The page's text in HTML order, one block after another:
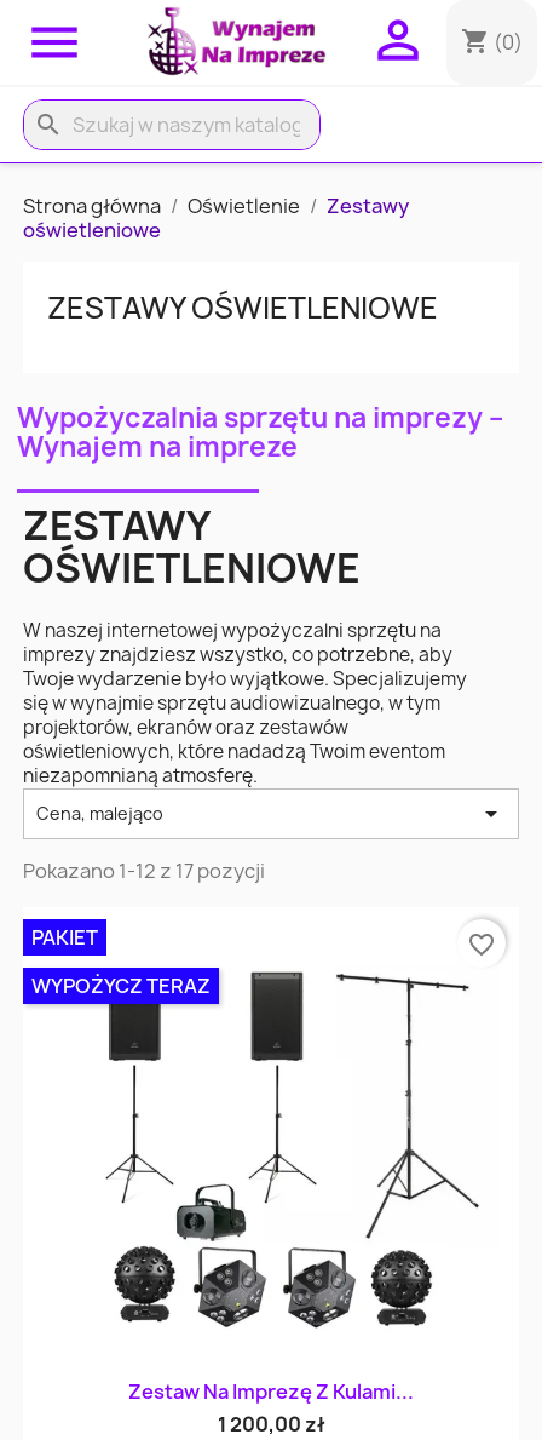
 shopping_cart (0)

search
Strona główna Oświetlenie
Zestawy
oświetleniowe
ZESTAWY OŚWIETLENIOWE
Wypożyczalnia sprzętu na imprezy –
Wynajem na impreze
ZESTAWY
OŚWIETLENIOWE
W naszej internetowej wypożyczalni sprzętu na
imprezy znajdziesz wszystko, co potrzebne, aby
Twoje wydarzenie było wyjątkowe. Specjalizujemy
się w wynajmie sprzętu audiowizualnego, w tym
projektorów, ekranów oraz zestawów
oświetleniowych, które nadadzą Twoim eventom
niezapomnianą atmosferę.
Cena, malejąco 
Pokazano 1-12 z 17 pozycji
Zestaw Na Imprezę Z Kulami...
1 200,00 zł
PAKIET
WYPOŻYCZ TERAZ
favorite_border